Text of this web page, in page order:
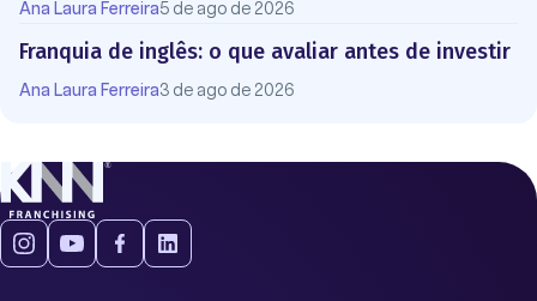
Ana Laura Ferreira5 de ago de 2026
Franquia de inglês: o que avaliar antes de investir
Ana Laura Ferreira3 de ago de 2026